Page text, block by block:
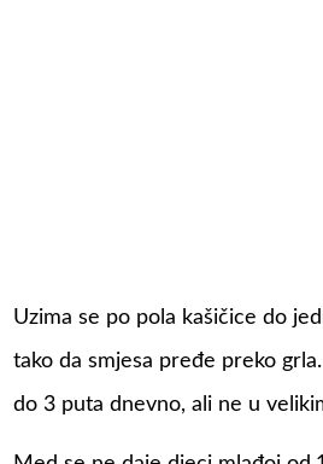
Uzima se po pola kašičice do
tako da smjesa pređe preko
do 3 puta dnevno, ali ne u